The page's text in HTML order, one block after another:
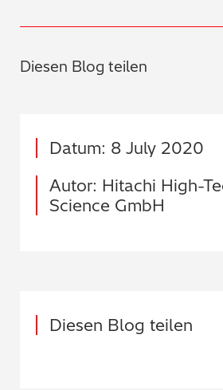
Diesen Blog teilen
Datum: 8 July 2020
Autor: Hitachi High-
Science GmbH
Diesen Blog teilen